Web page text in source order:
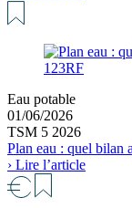
123RF
Eau potable
01/06/2026
TSM 5 2026
Plan eau : quel bilan
› Lire l’article